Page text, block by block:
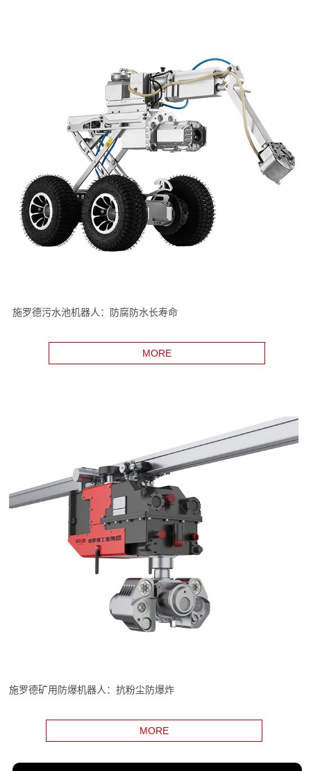
施罗德污水池机器人：防腐防水长寿命
MORE
施罗德矿用防爆机器人：抗粉尘防爆炸
MORE